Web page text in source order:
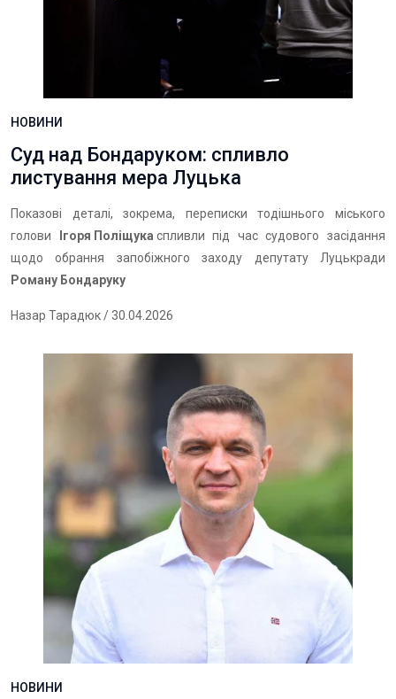
НОВИНИ
Суд над Бондаруком: спливло
листування мера Луцька
Показові деталі, зокрема, переписки тодішнього міського
голови
Ігоря Поліщука спливли під час судового засідання
щодо обрання запобіжного заходу депутату Луцькради
Роману Бондаруку
Назар Тарадюк/ 30.04.2026
НОВИНИ